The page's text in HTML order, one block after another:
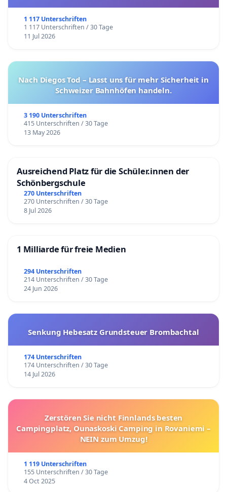
1 117 Unterschriften
1 117 Unterschriften / 30 Tage
11 Jul 2026
Nach Diegos Tod – Lasst uns für mehr Sicherheit in
Schweizer Bahnhöfen handeln.
3 190 Unterschriften
415 Unterschriften / 30 Tage
13 May 2026
Ausreichend Platz für die Schüler.innen der
Schönbergschule
270 Unterschriften
270 Unterschriften / 30 Tage
8 Jul 2026
1 Milliarde für freie Medien
294 Unterschriften
214 Unterschriften / 30 Tage
24 Jun 2026
Senkung Hebesatz Grundsteuer Brombachtal
174 Unterschriften
174 Unterschriften / 30 Tage
14 Jul 2026
Zerstören Sie nicht Finnlands besten
Campingplatz, Ounaskoski Camping in Rovaniemi –
NEIN zum Umzug!
1 119 Unterschriften
155 Unterschriften / 30 Tage
4 Oct 2025